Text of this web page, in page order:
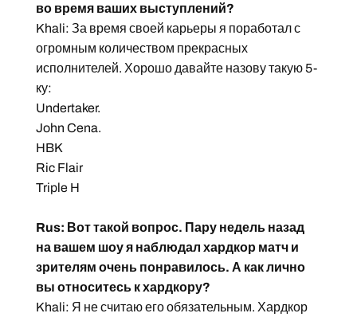
во время ваших выступлений?
Khali: За время своей карьеры я поработал с
огромным количеством прекрасных
исполнителей. Хорошо давайте назову такую 5-
ку:
Undertaker.
John Cena.
HBK
Ric Flair
Triple H
Rus: Вот такой вопрос. Пару недель назад
на вашем шоу я наблюдал хардкор матч и
зрителям очень понравилось. А как лично
вы относитесь к хардкору?
Khali: Я не считаю его обязательным. Хардкор